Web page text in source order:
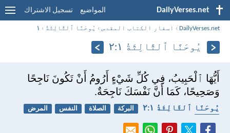
DailyVerses.net المواضيع تسجيل الاشتراك
DailyVerses.net
› اسفار الكتاب المقدس › يُوحَنَّا ٱلثَّالِثَةُ › ١
يُوحَنَّا ٱلثَّالِثَةُ ١:‏٢
أَيُّهَا ٱلْحَبِيبُ، فِي كُلِّ شَيْءٍ أَرُومُ أَنْ تَكُونَ نَاجِحًا
وَصَحِيحًا، كَمَا أَنَّ نَفْسَكَ نَاجِحَةٌ.
يُوحَنَّا ٱلثَّالِثَةُ ١:‏٢ البركة الصلاة النفس
المرض